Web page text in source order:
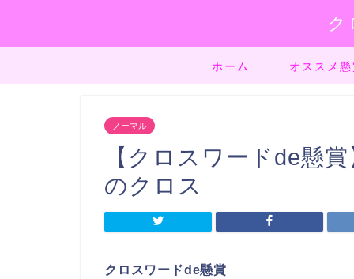
ク
ホーム オススメ
ノーマル
【クロスワードde懸
のクロス
クロスワードde懸賞